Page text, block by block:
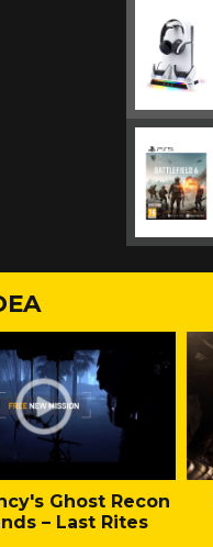
Ghost Recon
– Last Rites